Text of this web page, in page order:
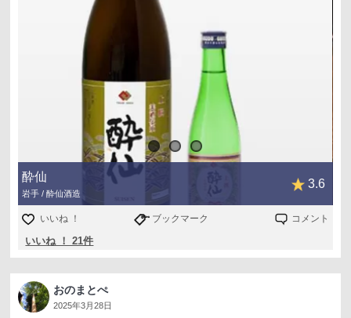
酔仙
岩手 / 酔仙酒造
3.6
いいね ！ ブックマーク コメント
いいね ！ 21件
おのまとぺ
2025年3月28日